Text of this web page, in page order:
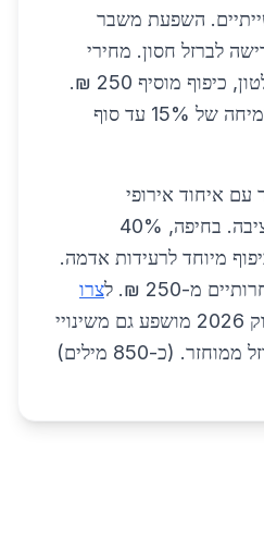
השפעת משבר
לברזל חסון. מחירי
ברזל גולמי: 3200 ₪ לטון, כיפוף מוסיף 250 ₪.
תחזית אופטימית עם צמיחה של 15% עד סוף
עם איחוד אירופי
משפיעים על אספקה יציבה. בחיפה, 40%
מיוחד לרעידות אדמה.
מ-250 ₪. ל
צרו
. שוק 2026 מושפע גם משינויי
(כ-850 מילים)